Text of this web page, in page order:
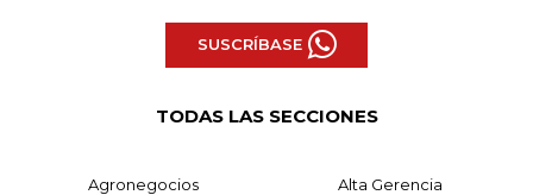
SUSCRÍBASE
TODAS LAS SECCIONES
Agronegocios Alta Gerencia